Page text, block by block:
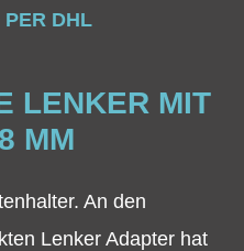
PER DHL
LENKER MIT
MM
An den
Lenker Adapter hat